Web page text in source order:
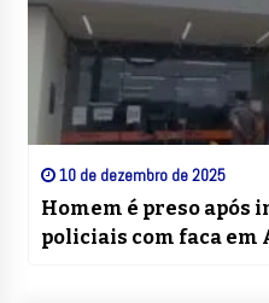
10 de dezembro de 2025
Homem é preso após
policiais com faca em